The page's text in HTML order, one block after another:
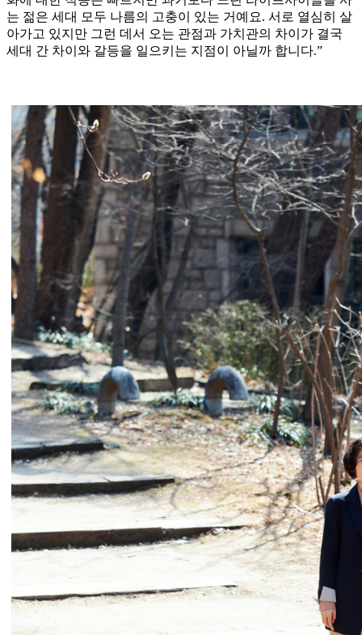
는 젊은 세대 모두 나름의 고충이 있는 거예요. 서로 열심히 살
아가고 있지만 그런 데서 오는 관점과 가치관의 차이가 결국
세대 간 차이와 갈등을 일으키는 지점이 아닐까 합니다.”